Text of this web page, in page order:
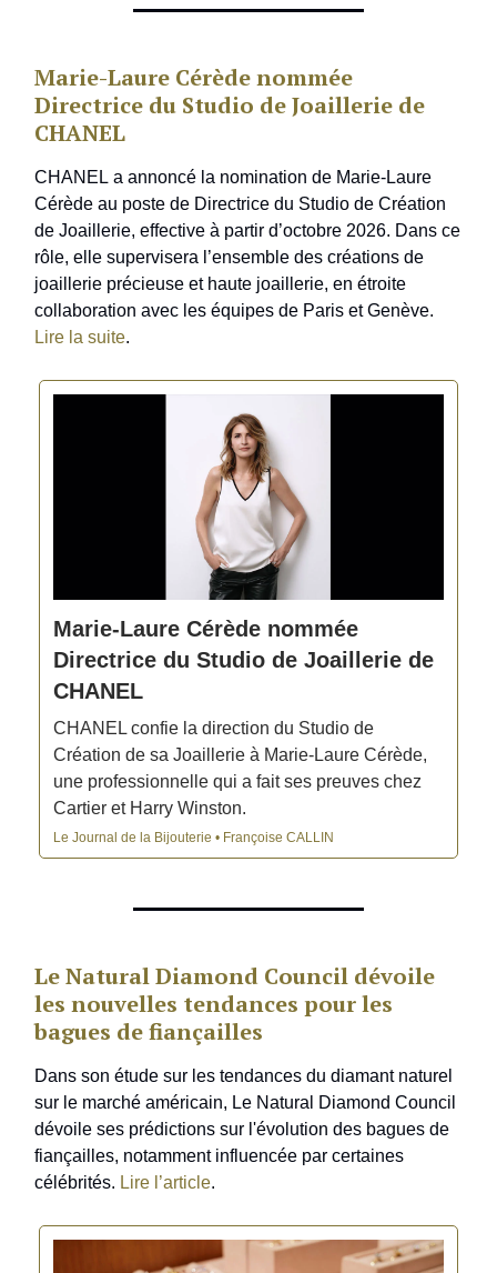
Marie-Laure Cérède nommée
Directrice du Studio de Joaillerie de
CHANEL
CHANEL a annoncé la nomination de Marie-Laure
Cérède au poste de Directrice du Studio de Création
de Joaillerie, effective à partir d’octobre 2026. Dans ce
rôle, elle supervisera l’ensemble des créations de
joaillerie précieuse et haute joaillerie, en étroite
collaboration avec les équipes de Paris et Genève.
Lire la suite.
Marie-Laure Cérède nommée
Directrice du Studio de Joaillerie de
CHANEL
CHANEL confie la direction du Studio de
Création de sa Joaillerie à Marie-Laure Cérède,
une professionnelle qui a fait ses preuves chez
Cartier et Harry Winston.
Le Journal de la Bijouterie • Françoise CALLIN
Le Natural Diamond Council dévoile
les nouvelles tendances pour les
bagues de fiançailles
Dans son étude sur les tendances du diamant naturel
sur le marché américain, Le Natural Diamond Council
dévoile ses prédictions sur l'évolution des bagues de
fiançailles, notamment influencée par certaines
célébrités. Lire l’article.